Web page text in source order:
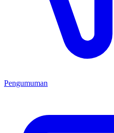
Pengumuman